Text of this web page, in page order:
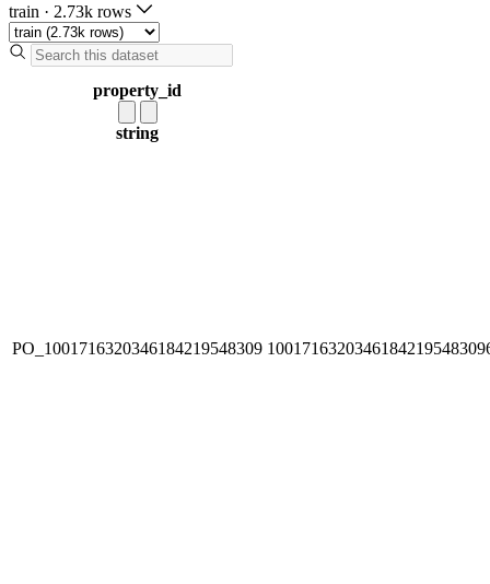
train · 2.73k rows
property_id
string
PO_1001716320346184219548309